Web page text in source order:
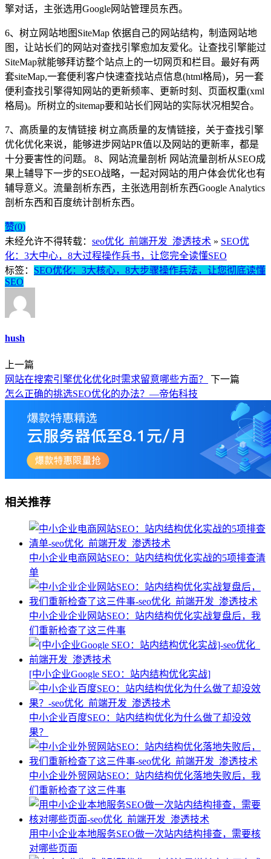
擎对话，主张选用Google网站管理员东西。
6、树立网站地图SiteMap 依据自己的网站结构，制造网站地
图，让站长们的网站对查找引擎愈加友爱化。让查找引擎能过
SiteMap就能够拜访整个站点上的一切网页和栏目。最好有两
套siteMap,一套便利客户快速查找站点信息(html格局)，另一套
便利查找引擎得知网站的更新频率、更新时刻、页面权重(xml
格局)。所树立的sitemap要和站长们网站的实际状况相契合。
7、高质量的友情链接 树立高质量的友情链接，关于查找引擎
优化优化来说，能够进步网站PR值以及网站的更新率，都是
十分要害性的问题。 8、网站流量剖析 网站流量剖析从SEO成
果上辅导下一步的SEO战略，一起对网站的用户体会优化也有
辅导意义。流量剖析东西，主张选用剖析东西Google Analytics
剖析东西和百度统计剖析东西。
赞(0)
未经允许不得转载： seo优化_前端开发_渗透技术 » SEO优
化：3大中心，8大过程操作兵书，让您完全读懂SEO
标签： SEO优化：3大核心，8大步骤操作兵法，让您彻底读懂
SEO
hush
上一篇
网站在搜索引擎优化优化时需求留意哪些方面？
下一篇
怎么正确的挑选SEO优化的办法？—帝佑科技
相关推荐
中小企业电商网站SEO：站内结构优化实战的5项排查清
单
中小企业企业网站SEO：站内结构优化实战复盘后，我
们重新检查了这三件事
[中小企业Google SEO：站内结构优化实战]
中小企业百度SEO：站内结构优化为什么做了却没效
果？
中小企业外贸网站SEO：站内结构优化落地失败后，我
们重新检查了这三件事
用中小企业本地服务SEO做一次站内结构排查，需要核
对哪些页面